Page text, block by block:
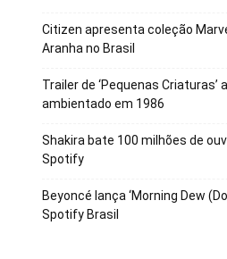
Citizen apresenta coleção
Aranha no Brasil
Trailer de ‘Pequenas Criaturas’
ambientado em 1986
Shakira bate 100 milhões de
Spotify
Beyoncé lança ‘Morning Dew
Spotify Brasil